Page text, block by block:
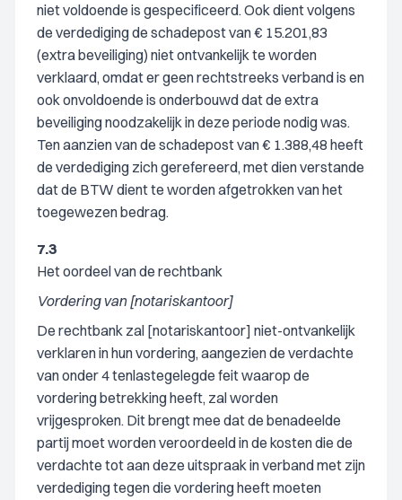
niet voldoende is gespecificeerd. Ook dient volgens
de verdediging de schadepost van € 15.201,83
(extra beveiliging) niet ontvankelijk te worden
verklaard, omdat er geen rechtstreeks verband is en
ook onvoldoende is onderbouwd dat de extra
beveiliging noodzakelijk in deze periode nodig was.
Ten aanzien van de schadepost van € 1.388,48 heeft
de verdediging zich gerefereerd, met dien verstande
dat de BTW dient te worden afgetrokken van het
toegewezen bedrag.
7.3
Het oordeel van de rechtbank
Vordering van [notariskantoor]
De rechtbank zal [notariskantoor] niet-ontvankelijk
verklaren in hun vordering, aangezien de verdachte
van onder 4 tenlastegelegde feit waarop de
vordering betrekking heeft, zal worden
vrijgesproken. Dit brengt mee dat de benadeelde
partij moet worden veroordeeld in de kosten die de
verdachte tot aan deze uitspraak in verband met zijn
verdediging tegen die vordering heeft moeten